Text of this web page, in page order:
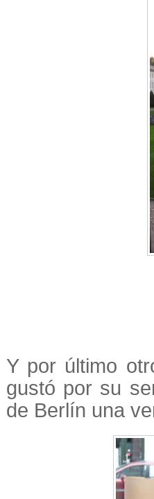
Y por último
gustó por su
de Berlín una